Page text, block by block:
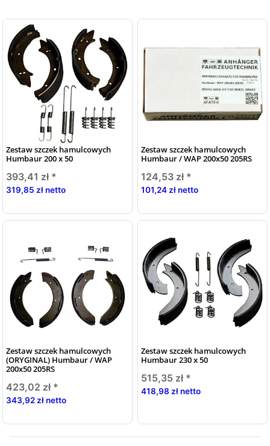
Zestaw szczek hamulcowych
Humbaur 200 x 50
393,41 zł *
319,85 zł netto
Zestaw szczek hamulcowych
Humbaur / WAP 200x50 205RS
124,53 zł *
101,24 zł netto
Zestaw szczek hamulcowych
(ORYGINAL) Humbaur / WAP
200x50 205RS
423,02 zł *
343,92 zł netto
Zestaw szczek hamulcowych
Humbaur 230 x 50
515,35 zł *
418,98 zł netto